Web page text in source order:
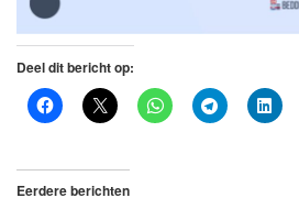
Deel dit bericht op:
Eerdere berichten